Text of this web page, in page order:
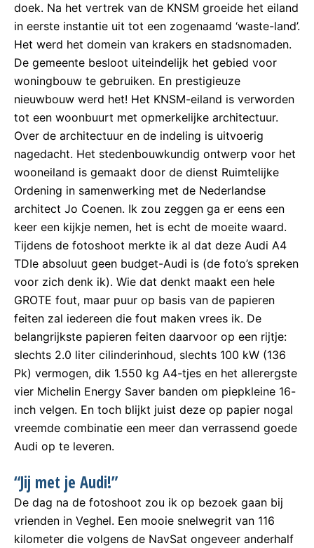
doek. Na het vertrek van de KNSM groeide het eiland
in eerste instantie uit tot een zogenaamd ‘waste-land’.
Het werd het domein van krakers en stadsnomaden.
De gemeente besloot uiteindelijk het gebied voor
woningbouw te gebruiken. En prestigieuze
nieuwbouw werd het! Het KNSM-eiland is verworden
tot een woonbuurt met opmerkelijke architectuur.
Over de architectuur en de indeling is uitvoerig
nagedacht. Het stedenbouwkundig ontwerp voor het
wooneiland is gemaakt door de dienst Ruimtelijke
Ordening in samenwerking met de Nederlandse
architect Jo Coenen. Ik zou zeggen ga er eens een
keer een kijkje nemen, het is echt de moeite waard.
Tijdens de fotoshoot merkte ik al dat deze Audi A4
TDIe absoluut geen budget-Audi is (de foto’s spreken
voor zich denk ik). Wie dat denkt maakt een hele
GROTE fout, maar puur op basis van de papieren
feiten zal iedereen die fout maken vrees ik. De
belangrijkste papieren feiten daarvoor op een rijtje:
slechts 2.0 liter cilinderinhoud, slechts 100 kW (136
Pk) vermogen, dik 1.550 kg A4-tjes en het allerergste
vier Michelin Energy Saver banden om piepkleine 16-
inch velgen. En toch blijkt juist deze op papier nogal
vreemde combinatie een meer dan verrassend goede
Audi op te leveren.
“Jij met je Audi!”
De dag na de fotoshoot zou ik op bezoek gaan bij
vrienden in Veghel. Een mooie snelwegrit van 116
kilometer die volgens de NavSat ongeveer anderhalf